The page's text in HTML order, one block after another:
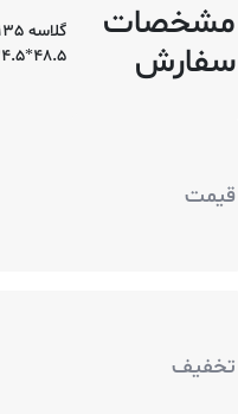
مشخصات
سفارش
48.5*34.5 2000 تایی 4 روزه
قیمت
تخفیف